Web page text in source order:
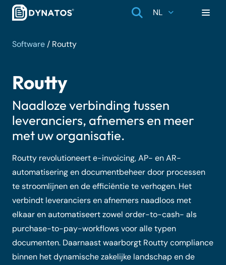
NL
Software / Routty
Routty
Naadloze verbinding tussen
leveranciers, afnemers en meer
met uw organisatie.
Routty revolutioneert e-invoicing, AP- en AR-
automatisering en documentbeheer door processen
te stroomlijnen en de efficiëntie te verhogen. Het
verbindt leveranciers en afnemers naadloos met
elkaar en automatiseert zowel order-to-cash- als
purchase-to-pay-workflows voor alle typen
documenten. Daarnaast waarborgt Routty compliance
binnen het dynamische zakelijke landschap en de